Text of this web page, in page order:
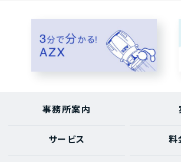
事務所案内
サービス 料